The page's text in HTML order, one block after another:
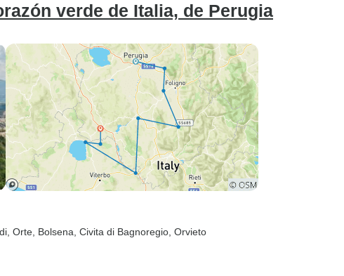
verde de Italia, de Perugia
, Orte , Bolsena , Civita di Bagnoregio , Orvieto